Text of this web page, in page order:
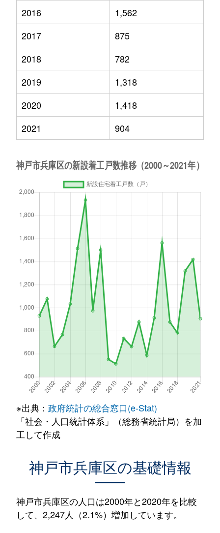
2016
1,562
2017
875
2018
782
2019
1,318
2020
1,418
2021
904
※出典： 政府統計の総合窓口(e-Stat)
「社会・人口統計体系」（総務省統計局）を加
工して作成
神戸市兵庫区の基礎情報
神戸市兵庫区の人口は2000年と2020年を比較
して、2,247人（2.1%）増加しています。